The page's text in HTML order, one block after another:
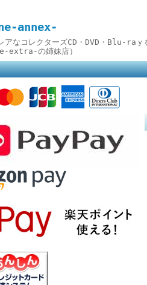
annex-
アなコレクターズCD・DVD・Blu-raｙ
extra-の姉妹店）